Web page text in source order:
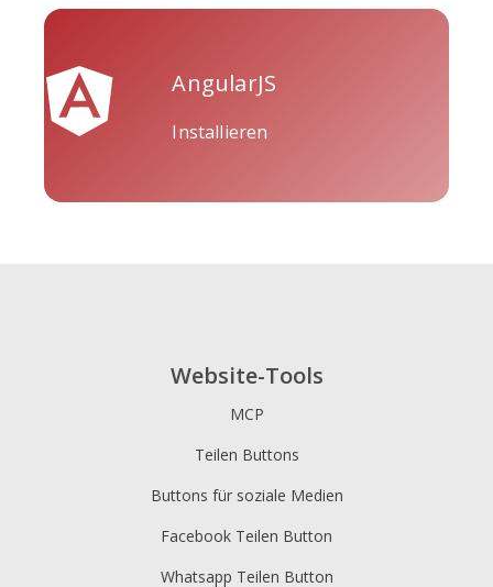
AngularJS
Installieren
Website-Tools
MCP
Teilen Buttons
Buttons für soziale Medien
Facebook Teilen Button
Whatsapp Teilen Button